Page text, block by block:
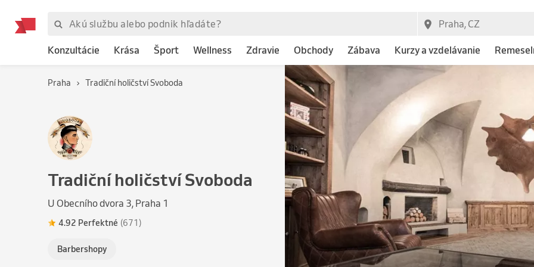
Konzultácie Krása Šport Wellness Zdravie Obchody Zábava Kurzy a vzdelávanie
Praha Tradiční holičství Svoboda
Tradiční holičství Svoboda
U Obecního dvora 3, Praha 1
4.92 Perfektné (671)
Barbershopy